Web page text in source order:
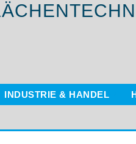
INDUSTRIE & HANDEL